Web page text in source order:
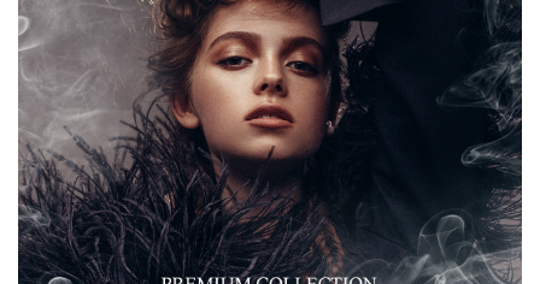
Large 6000*4000px
Entire Collection
(1783 Overlays)
Large 6000*4000px
Free download